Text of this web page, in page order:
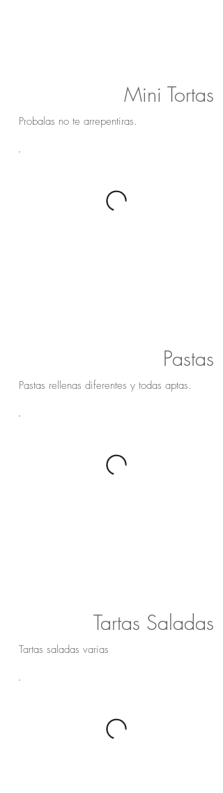
Mini Tortas
Probalas no te arrepentiras.
Pastas
Pastas rellenas diferentes y todas aptas.
Tartas Saladas
Tartas saladas varias